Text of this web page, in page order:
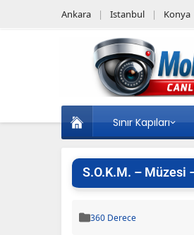
Ankara Istanbul Konya
Sınır Kapıları
S.O.K.M. – Müzesi
360 Derece